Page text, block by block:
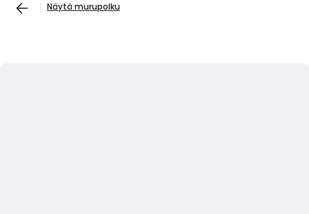
Näytä murupolku